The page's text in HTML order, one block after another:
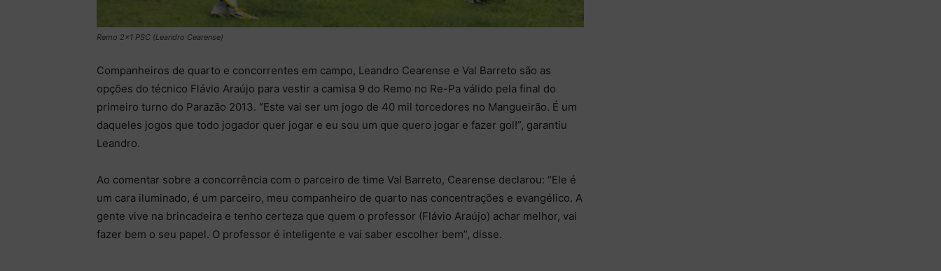
Remo 2x1 PSC (Leandro Cearense)
Companheiros de quarto e concorrentes em campo, Leandro Cearense e Val Barreto são as
opções do técnico Flávio Araújo para vestir a camisa 9 do Remo no Re-Pa válido pela final do
primeiro turno do Parazão 2013. “Este vai ser um jogo de 40 mil torcedores no Mangueirão. É um
daqueles jogos que todo jogador quer jogar e eu sou um que quero jogar e fazer gol!”, garantiu
Leandro.
Ao comentar sobre a concorrência com o parceiro de time Val Barreto, Cearense declarou: “Ele é
um cara iluminado, é um parceiro, meu companheiro de quarto nas concentrações e evangélico. A
gente vive na brincadeira e tenho certeza que quem o professor (Flávio Araújo) achar melhor, vai
fazer bem o seu papel. O professor é inteligente e vai saber escolher bem”, disse.